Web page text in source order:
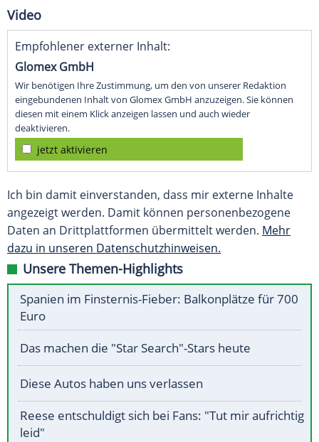
Video
Empfohlener externer Inhalt:
Glomex GmbH
Wir benötigen Ihre Zustimmung, um den von unserer Redaktion
eingebundenen Inhalt von Glomex GmbH anzuzeigen. Sie können
diesen mit einem Klick anzeigen lassen und auch wieder
deaktivieren.
jetzt aktivieren
Ich bin damit einverstanden, dass mir externe Inhalte
angezeigt werden. Damit können personenbezogene
Daten an Drittplattformen übermittelt werden. Mehr
dazu in unseren Datenschutzhinweisen.
Unsere Themen-Highlights
Spanien im Finsternis-Fieber: Balkonplätze für 700
Euro
Das machen die "Star Search"-Stars heute
Diese Autos haben uns verlassen
Reese entschuldigt sich bei Fans: "Tut mir aufrichtig
leid"